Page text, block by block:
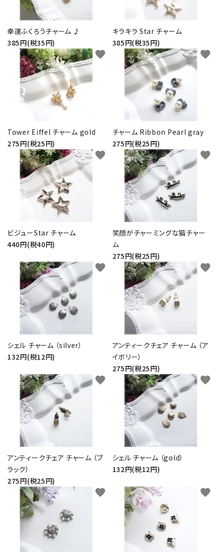
幸運ふくろうチャーム ♪
385円(税35円)
キラキラ Star チャーム
385円(税35円)
Tower Eiffel チャーム gold
275円(税25円)
favorite
チャーム Ribbon Pearl gray
275円(税25円)
favorite
ビジューStar チャーム
440円(税40円)
favorite
笑顔がチャーミングな猫チャー
ム
275円(税25円)
favorite
シェル チャーム （silver）
132円(税12円)
favorite
アンティークチェア チャーム （ア
イボリー）
275円(税25円)
favorite
アンティークチェア チャーム （ブ
ラック）
275円(税25円)
favorite
シェル チャーム （gold）
132円(税12円)
favorite
favorite favorite